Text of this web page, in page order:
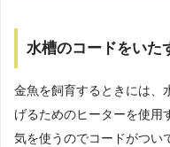
水槽のコードをいた
金魚を飼育するときには、
げるためのヒーターを使用
気を使うのでコードがつい